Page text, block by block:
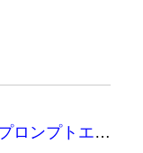
AIで継続的改善を推進する：AIプロンプトエンジニアリングへの品質思考の適用-3（品証品管ニュース）